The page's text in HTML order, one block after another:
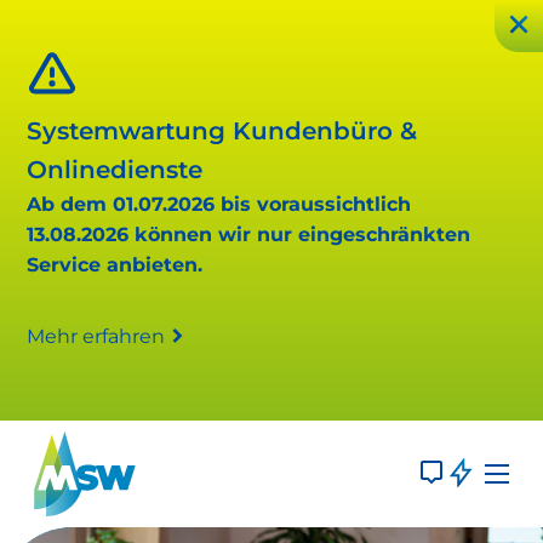
Systemwartung Kundenbüro &
Onlinedienste
Ab dem 01.07.2026 bis voraussichtlich
13.08.2026 können wir nur eingeschränkten
Service anbieten.
Mehr erfahren